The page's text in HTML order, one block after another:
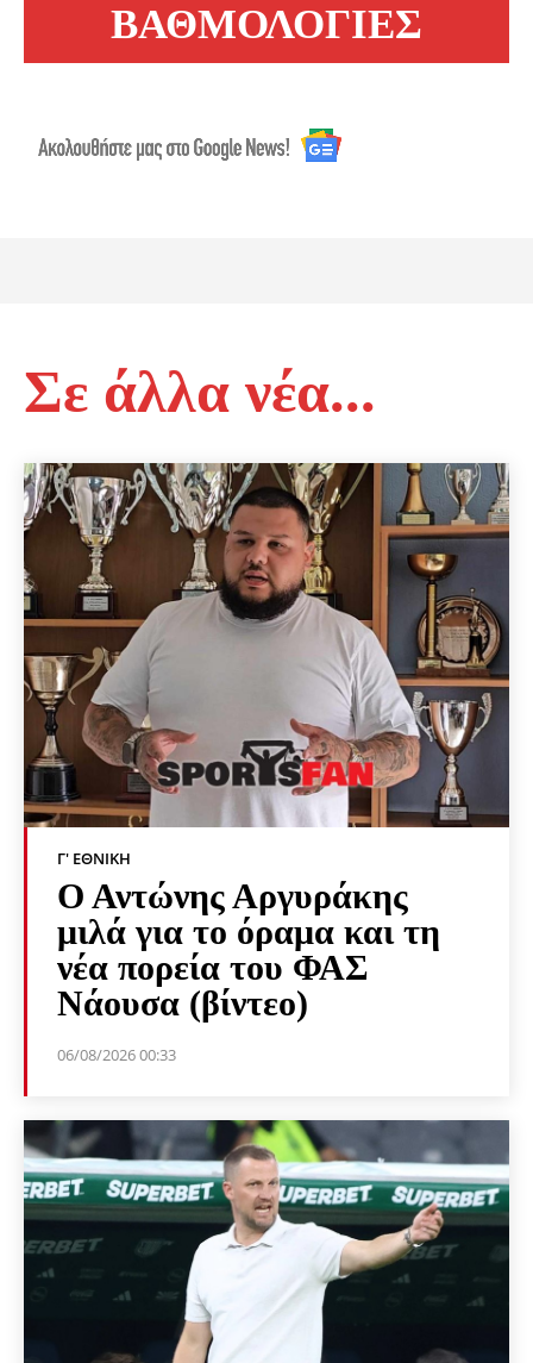
ΒΑΘΜΟΛΟΓΙΕΣ
Σε άλλα νέα...
Γ' ΕΘΝΙΚΉ
Ο Αντώνης Αργυράκης
μιλά για το όραμα και τη
νέα πορεία του ΦΑΣ
Νάουσα (βίντεο)
06/08/2026 00:33